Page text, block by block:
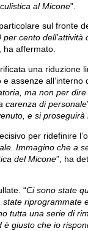
al Micone”.
sul fronte
per cento
ha affermato.
una riduzione
assenze all’interno
ma non per dire
carenza di personale
e si proseguirà
per ridefinire
Immagino che a
del Micone”, ha
“Ci sono state
riprogrammate
tutta una serie di
giusto che io